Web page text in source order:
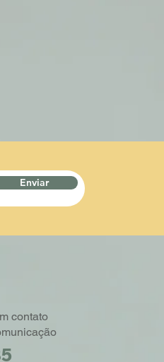
Enviar
contato